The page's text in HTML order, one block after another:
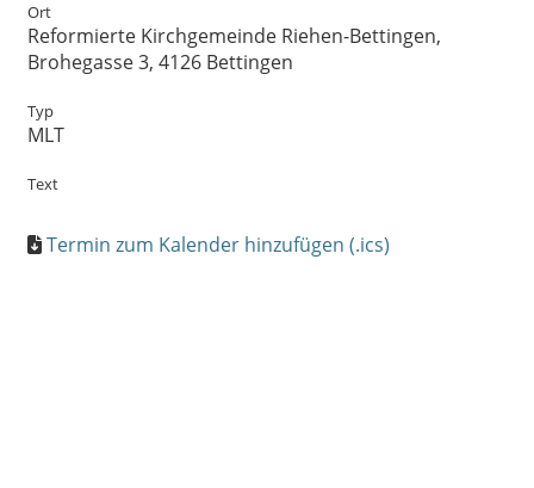
Ort
Reformierte Kirchgemeinde Riehen-Bettingen,
Brohegasse 3, 4126 Bettingen
Typ
MLT
Text
Termin zum Kalender hinzufügen (.ics)